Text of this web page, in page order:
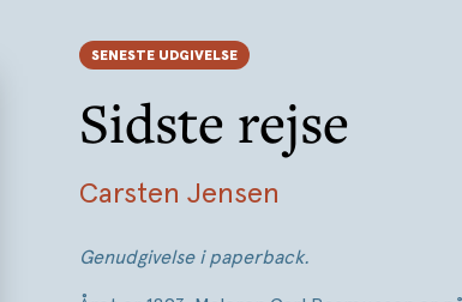
SENESTE UDGIVELSE
Sidste rejse
Carsten Jensen
Genudgivelse i paperback.